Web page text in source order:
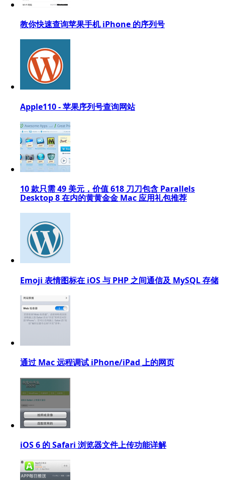
教你快速查询苹果手机 iPhone 的序列号
Apple110 - 苹果序列号查询网站
10 款只需 49 美元，价值 618 ⼑刀包含 Parallels
Desktop 8 在内的⻩黄⾦金 Mac 应⽤礼包推荐
Emoji 表情图标在 iOS 与 PHP 之间通信及 MySQL 存储
通过 Mac 远程调试 iPhone/iPad 上的网页
iOS 6 的 Safari 浏览器文件上传功能详解